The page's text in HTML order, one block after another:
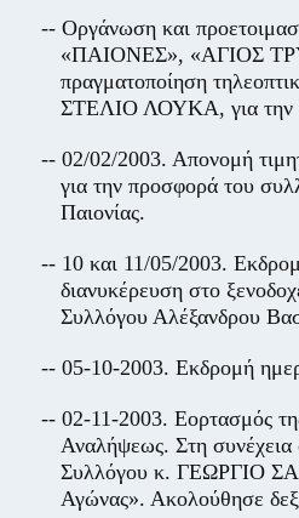
-- Οργάνωση και
«ΠΑΙΟΝΕΣ», «ΑΓΙΟΣ
πραγματοποίηση
ΣΤΕΛΙΟ ΛΟΥΚΑ, για την
-- 02/02/2003. Απονομή
για την προσφορά του
Παιονίας.
-- 10 και 11/05/2003.
διανυκέρευση στο
Συλλόγου Αλέξανδρου
-- 05-10-2003. Εκδρομή
-- 02-11-2003. Εορτασμός
Αναλήψεως. Στη
Συλλόγου κ. ΓΕΩΡΓΙΟ
Αγώνας». Ακολούθησε